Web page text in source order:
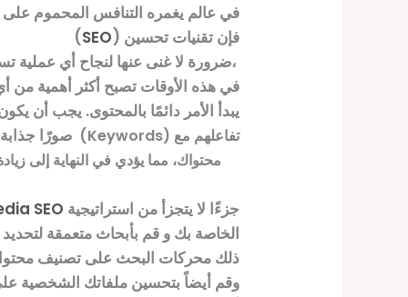
في عالم يغمره التنافس المحموم
(SEO
) فإن تقنيات تحسين
ضرورة لا غنى عنها لنجاح أي عملية تسويقية. بما أن السوشيال ميديا ومحركات البحث مثل جوجل تشكلان جزءًا أساسيًا من حياة الأفراد اليومية،
في هذه الأوقات تصبح أكثر أهمية
يبدأ الأمر دائمًا بالمحتوى. يجب أن
صورًا جذابة، وقم بإنتاج مقاطع فيديو تثير الاهتمام. هذا ليس فقط يجذب القراء والمشاهدين، بل يزيد أيضًا من فرص (Keywords) تفاعلهم مع
SEO جزءًا لا يتجزأ من استراتيجية
الخاصة بك و قم بأبحاث متعمقة
ذلك محركات البحث على تصنيف
وقم أيضاً بتحسين ملفاتك الشخصية